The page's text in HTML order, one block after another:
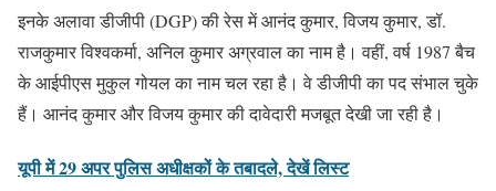
इनके अलावा डीजीपी (DGP) की रेस में आनंद कुमार, विजय कुमार, डॉ.
राजकुमार विश्वकर्मा, अनिल कुमार अग्रवाल का नाम है। वहीं, वर्ष 1987 बैच
के आईपीएस मुकुल गोयल का नाम चल रहा है। वे डीजीपी का पद संभाल चुके
हैं। आनंद कुमार और विजय कुमार की दावेदारी मजबूत देखी जा रही है।
यूपी में 29 अपर पुलिस अधीक्षकों के तबादले, देखें लिस्ट